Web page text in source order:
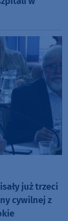
już trzeci
cywilnej z